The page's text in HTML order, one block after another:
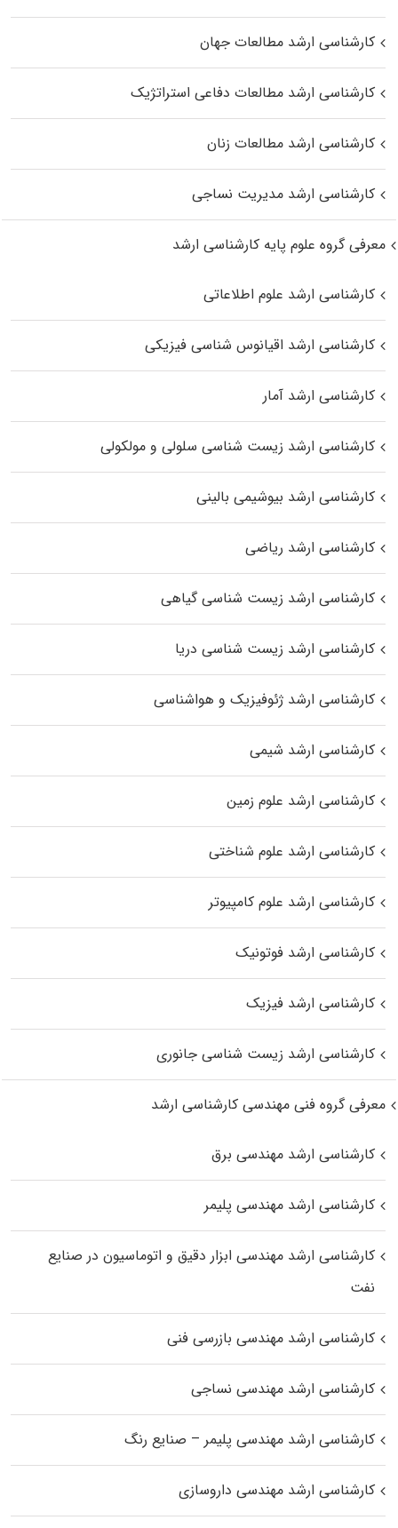
کارشناسی ارشد مطالعات جهان
کارشناسی ارشد مطالعات دفاعی استراتژیک
کارشناسی ارشد مطالعات زنان
کارشناسی ارشد مدیریت نساجی
معرفی گروه علوم پایه کارشناسی ارشد
کارشناسی ارشد علوم اطلاعاتی
کارشناسی ارشد اقیانوس‌ شناسی فیزیکی
کارشناسی ارشد آمار
کارشناسی ارشد زیست شناسی سلولی و مولکولی
کارشناسی ارشد بیوشیمی بالینی
کارشناسی ارشد ریاضی
کارشناسی ارشد زیست‌ شناسی گیاهی
کارشناسی ارشد زیست‌ شناسی دریا
کارشناسی ارشد ژئوفیزیک و هواشناسی
کارشناسی ارشد شیمی
کارشناسی ارشد علوم زمین
کارشناسی ارشد علوم شناختی
کارشناسی ارشد علوم کامپیوتر
کارشناسی ارشد فوتونیک
کارشناسی ارشد فیزیک
کارشناسی ارشد زیست‌ شناسی جانوری
معرفی گروه فنی مهندسی کارشناسی ارشد
کارشناسی ارشد مهندسی برق
کارشناسی ارشد مهندسی پلیمر
کارشناسی ارشد مهندسی ابزار دقیق و اتوماسیون در صنایع
نفت
کارشناسی ارشد مهندسی بازرسی فنی
کارشناسی ارشد مهندسی نساجی
کارشناسی ارشد مهندسی پلیمر – صنایع رنگ
کارشناسی ارشد مهندسی داروسازی